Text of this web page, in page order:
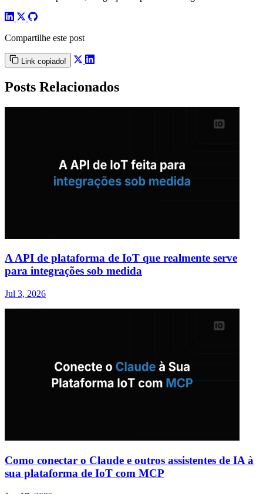
Compartilhe este post
Link copiado!
Posts Relacionados
A API de plataforma de IoT que realmente serve
para integrações sob medida
Jul 3, 2026
Como conectar o Claude e outros assistentes de IA à
sua plataforma de IoT com MCP